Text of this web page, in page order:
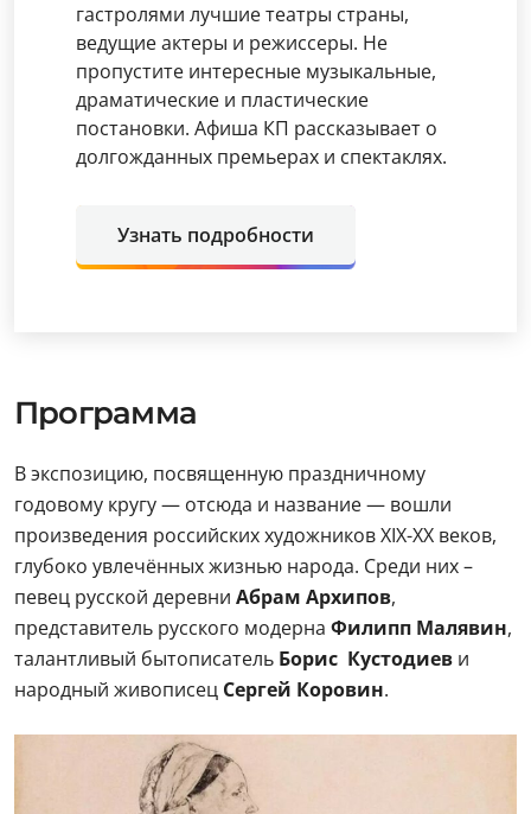
гастролями лучшие театры страны,
ведущие актеры и режиссеры. Не
пропустите интересные музыкальные,
драматические и пластические
постановки. Афиша КП рассказывает о
долгожданных премьерах и спектаклях.
Узнать подробности
Программа
В экспозицию, посвященную праздничному
годовому кругу — отсюда и название — вошли
произведения российских художников XIX-XX веков,
глубоко увлечённых жизнью народа. Среди них –
певец русской деревни Абрам Архипов,
представитель русского модерна Филипп Малявин,
талантливый бытописатель Борис Кустодиев и
народный живописец Сергей Коровин.